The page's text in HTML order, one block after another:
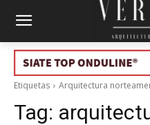
Etiquetas Arquitectura
Tag: